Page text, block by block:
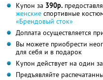
Купон за 390р.
женские спортивные
«Брендовый сток»
Доплата осуществляется
Вы можете приобрести
для себя и в подарок
Купон действует на один
Предъявляйте